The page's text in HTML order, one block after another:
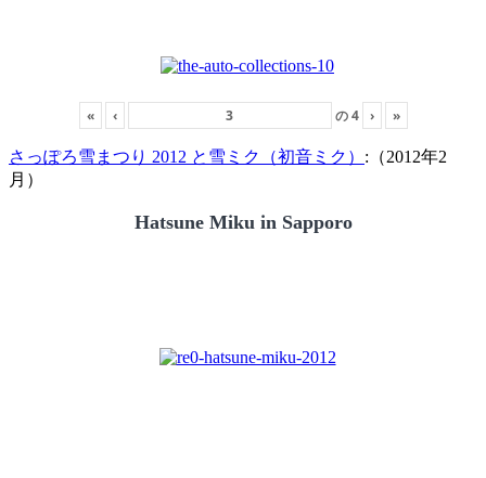
« ‹ の4 › »
さっぽろ雪まつり 2012 と雪ミク（初音ミク） :（2012年2
月）
Hatsune Miku in Sapporo